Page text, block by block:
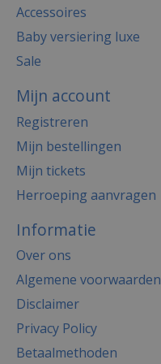
Accessoires
Baby versiering luxe
Sale
Mijn account
Registreren
Mijn bestellingen
Mijn tickets
Herroeping aanvragen
Informatie
Over ons
Algemene voorwaarden
Disclaimer
Privacy Policy
Betaalmethoden